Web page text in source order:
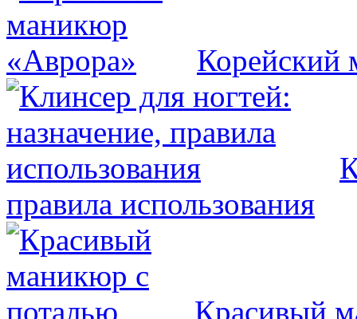
Корейский
правила использования
Красивый